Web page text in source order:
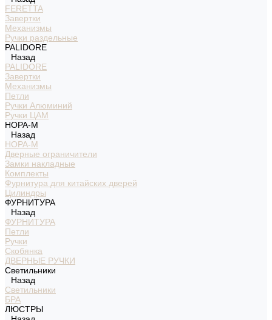
FERETTA
Завертки
Механизмы
Ручки раздельные
PALIDORE
Назад
PALIDORE
Завертки
Механизмы
Петли
Ручки Алюминий
Ручки ЦАМ
НОРА-М
Назад
НОРА-М
Дверные ограничители
Замки накладные
Комплекты
Фурнитура для китайских дверей
Цилиндры
ФУРНИТУРА
Назад
ФУРНИТУРА
Петли
Ручки
Скобянка
ДВЕРНЫЕ РУЧКИ
Светильники
Назад
Светильники
БРА
ЛЮСТРЫ